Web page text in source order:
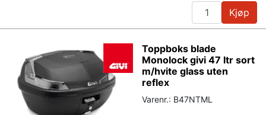
Kjøp
Toppboks blade
Monolock givi 47 ltr sort
m/hvite glass uten
reflex
Varenr.: B47NTML